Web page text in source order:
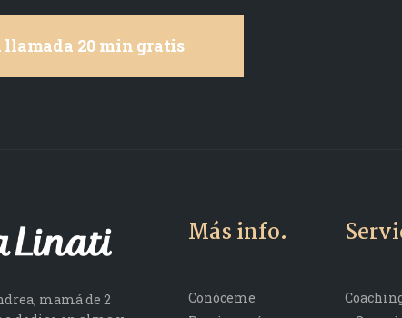
llamada 20 min gratis
mamá de 2
Más info.
Conóceme